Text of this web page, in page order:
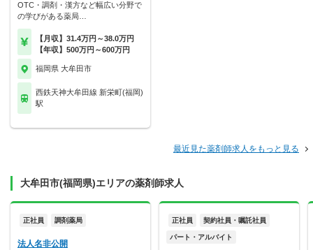
OTC・調剤・漢方など幅広い分野で
の学びがある薬局…
【月収】31.4万円～38.0万円
【年収】500万円～600万円
福岡県 大牟田市
西鉄天神大牟田線 新栄町(福岡)
駅
最近見た薬剤師求人をもっと見る
大牟田市(福岡県)エリアの薬剤師求人
正社員 調剤薬局
法人名非公開
正社員 契約社員・嘱託社員
パート・アルバイト